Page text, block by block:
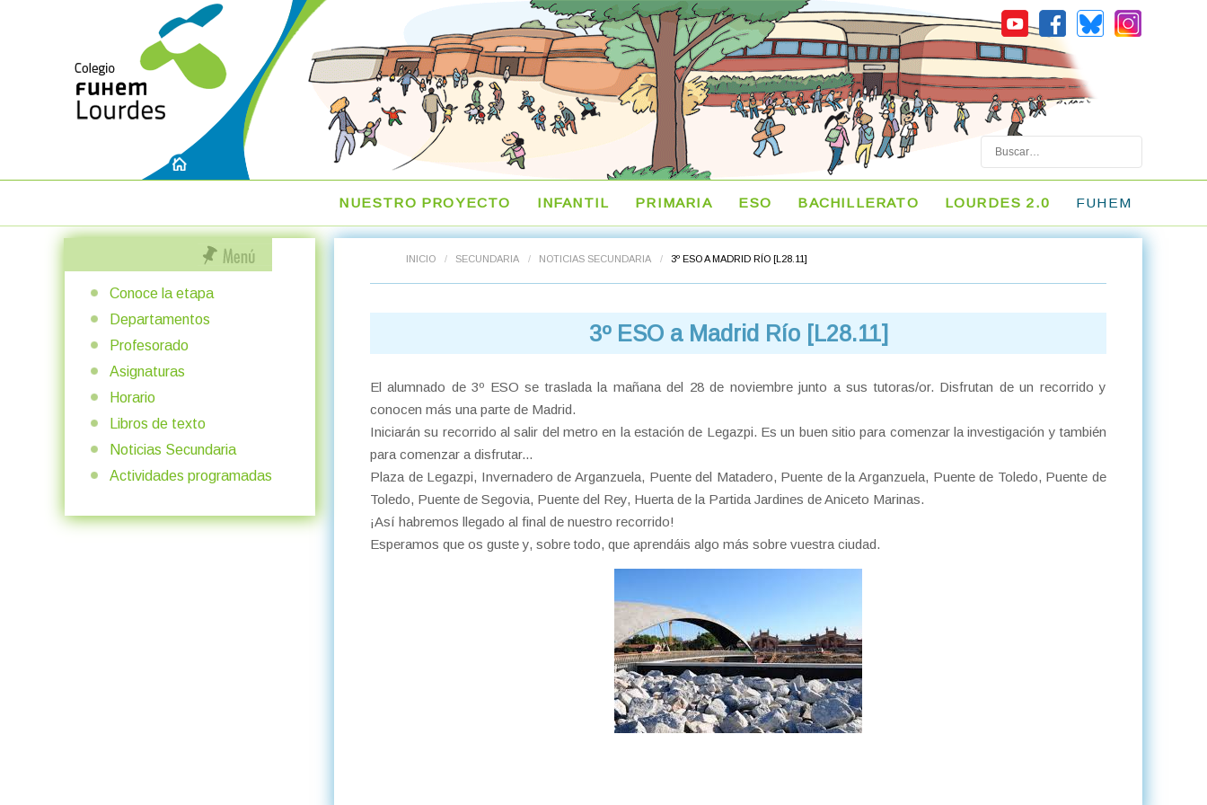
Buscar
NUESTRO PROYECTO INFANTIL PRIMARIA ESO BACHILLERATO LOURDES 2.0 FUHEM
INICIO / SECUNDARIA / NOTICIAS SECUNDARIA / 3º ESO A MADRID RÍO [L28.11]
3º ESO a Madrid Río [L28.11]
El alumnado de 3º ESO se traslada la mañana del 28 de noviembre junto a sus tutoras/or. Disfrutan de un recorrido y
conocen más una parte de Madrid.
Iniciarán su recorrido al salir del metro en la estación de Legazpi. Es un buen sitio para comenzar la investigación y también
para comenzar a disfrutar...
Plaza de Legazpi, Invernadero de Arganzuela, Puente del Matadero, Puente de la Arganzuela, Puente de Toledo, Puente de
Toledo, Puente de Segovia, Puente del Rey, Huerta de la Partida Jardines de Aniceto Marinas.
¡Así habremos llegado al final de nuestro recorrido!
Esperamos que os guste y, sobre todo, que aprendáis algo más sobre vuestra ciudad.
Conoce la etapa
Departamentos
Profesorado
Asignaturas
Horario
Libros de texto
Noticias Secundaria
Actividades programadas